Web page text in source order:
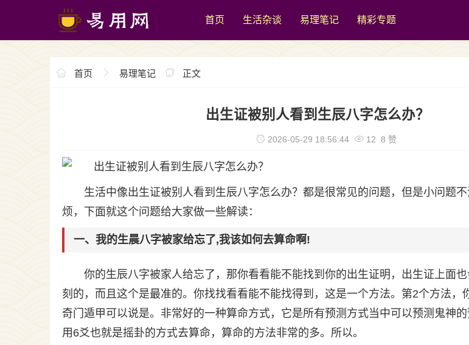
首页 生活杂谈 易理笔记 精彩专题
首页 易理笔记 正文
出生证被别人看到生辰八字怎么办？
2026-05-29 18:56:44 12 8 赞
生活中像出生证被别人看到生辰八字怎么办？都是很常见的问题，但是小问题
烦，下面就这个问题给大家做一些解读：
一、我的生晨八字被家给忘了,我该如何去算命啊!
你的生辰八字被家人给忘了，那你看看能不能找到你的出生证明，出生证上面
刻的，而且这个是最准的。你找找看看能不能找得到，这是一个方法。第2个方法，
奇门遁甲可以说是。非常好的一种算命方式，它是所有预测方式当中可以预测鬼神
用6爻也就是摇卦的方式去算命，算命的方法非常的多。所以。